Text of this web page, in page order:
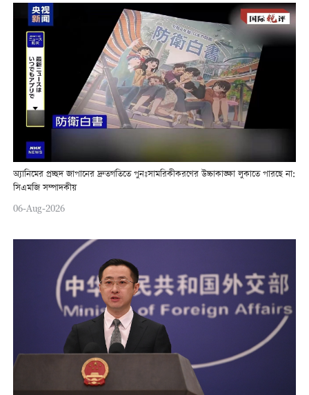
অ্যানিমের প্রচ্ছদ জাপানের দ্রুতগতিতে পুনঃসামরিকীকরণের উচ্চাকাঙ্ক্ষা লুকাতে পারছে না:
সিএমজি সম্পাদকীয়
06-Aug-2026